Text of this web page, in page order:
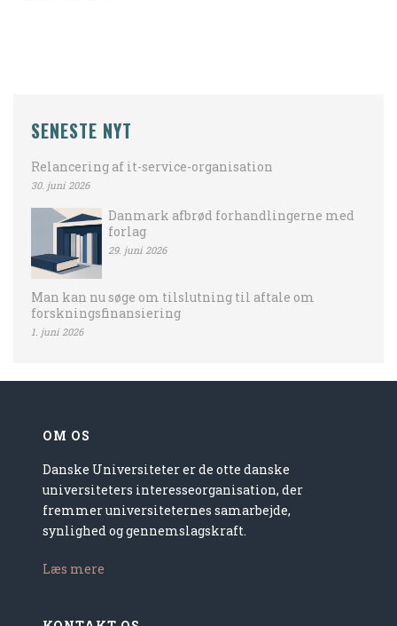
SENESTE NYT
Relancering af it-service-organisation
30. juni 2026
Danmark afbrød forhandlingerne med
forlag
29. juni 2026
Man kan nu søge om tilslutning til aftale om
forskningsfinansiering
1. juni 2026
OM OS
Danske Universiteter er de otte danske
universiteters interesseorganisation, der
fremmer universiteternes samarbejde,
synlighed og gennemslagskraft.
Læs mere